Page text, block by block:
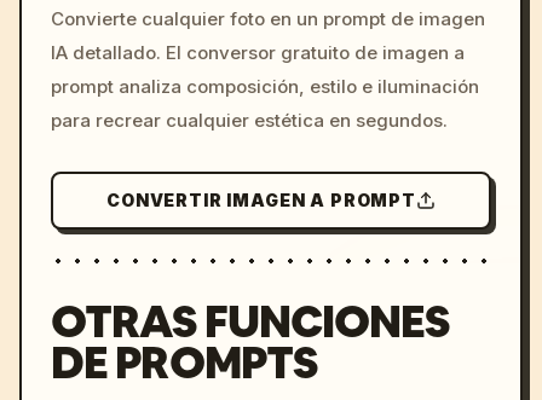
c, cyberpunk sunset, neon
colors, 8k --v 6.0
Convierte cualquier foto en un prompt de imagen
IA detallado. El conversor gratuito de imagen a
prompt analiza composición, estilo e iluminación
para recrear cualquier estética en segundos.
CONVERTIR IMAGEN A PROMPT
OTRAS FUNCIONES
DE PROMPTS